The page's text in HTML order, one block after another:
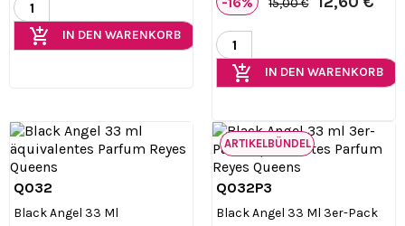
add_shopping_cart IN DEN WARENKORB
add_shopping_cart IN DEN WARENKORB
Q032
Black Angel 33 Ml

Q032P3
Black Angel 33 Ml 3er-Pack
ARTIKELBÜNDEL